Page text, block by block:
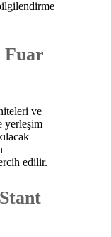
Fuar
ve
yerleşim
edilir.